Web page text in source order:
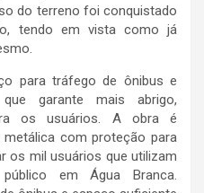
do terreno foi conquistado
tendo em vista como já
para tráfego de ônibus e
garante mais abrigo,
os usuários. A obra é
com proteção para
os mil usuários que utilizam
em Água Branca.